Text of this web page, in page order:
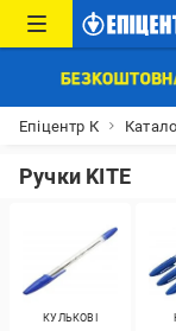
Епіцентр К
Ручки KITE
КУЛЬКОВІ